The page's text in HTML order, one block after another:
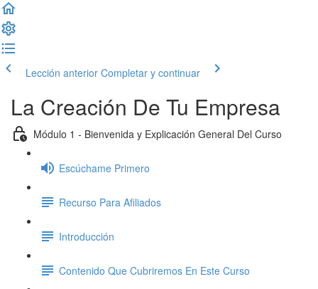
Lección anterior Completar y continuar
La Creación De Tu Empresa
Módulo 1 - Bienvenida y Explicación General Del Curso
Escúchame Primero
Recurso Para Afiliados
Introducción
Contenido Que Cubriremos En Este Curso